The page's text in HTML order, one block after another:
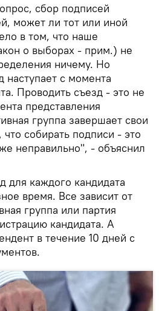
сбор подписей
может ли тот или иной
в том, что наше
о выборах - прим.) не
ничему. Но
наступает с момента
Проводить съезд - это не
представления
группа завершает свои
собирать подписи - это
неправильно", - объяснил
для каждого кандидата
время. Все зависит от
группа или партия
кандидата. А
в течение 10 дней с